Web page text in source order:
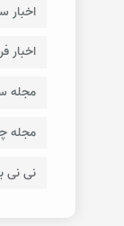
اخبار
اخبار
مجله
مجله
نی نی